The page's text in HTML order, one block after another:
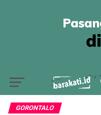
GORONTALO